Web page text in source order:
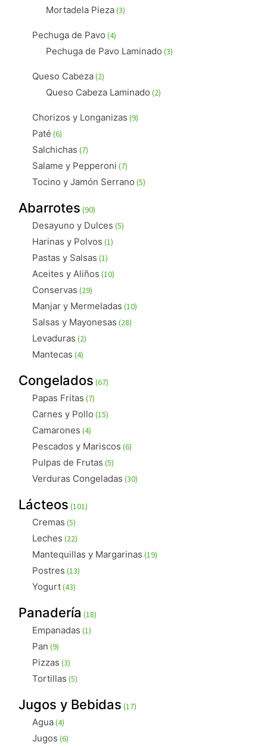
Mortadela Pieza 33
Pechuga de Pavo 44
productos
Pechuga de Pavo Laminado 33
Queso Cabeza 22
productos
Queso Cabeza Laminado 22
Chorizos y Longanizas 99
Paté 66
productos
Salchichas 77
productos
Salame y Pepperoni 77
productos
Tocino y Jamón Serrano 55
Abarrotes 9090
productos
Desayuno y Dulces 55
Harinas y Polvos 11
Pastas y Salsas 11
producto
Aceites y Aliños 1010
Conservas 2929
productos
Manjar y Mermeladas 1010
Salsas y Mayonesas 2828
Levaduras 22
Mantecas 44
Congelados 6767
productos
Papas Fritas 77
productos
Carnes y Pollo 1515
Camarones 44
productos
Pescados y Mariscos 66
Pulpas de Frutas 55
productos
Verduras Congeladas 3030
Lácteos 101101
productos
Cremas 55
productos
Leches 2222
productos
Mantequillas y Margarinas 1919
Postres 1313
Yogurt 4343
Panadería 1818
productos
Empanadas 11
Pan 99
productos
Pizzas 33
productos
Tortillas 55
Jugos y Bebidas 1717
productos
Agua 44
productos
Jugos 66